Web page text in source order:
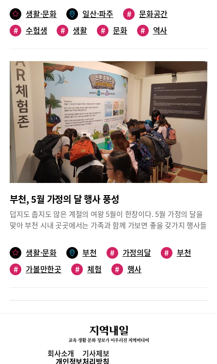
영돼 시민들의 참여를 이끌게 된다.어버이날 맞이 동별 경로잔치와
어린이 공모전 진행안양시는 가정의 달을 맞아 5월 1일부터 어버이
날인 8일까지 동별 경로잔치를 진행한다.지난 1일 안양시 부림동을
회단체가 관내 70세 이상 어르신을 모시고 진행하게 된다. 경로잔
치에서는 식사 대접과 즐거운 문화공연 등이 펼쳐질 예정이다.안양
동안구청에서는 동안구 관내 초등학생을 대상으로 한 ‘환경보전 그
림·글짓기 공모전’을 개최한다. 5월 1일부터 31일까지 진행되는 이
번 공모전은 환경보전의 중요성을 나타낼 수 있는 자유로운 내용을
주제로 한다. 8절지 또는 4절지 그림이나 200자 원고지 10매 내외
의 글을 제출하면 되고, 동안구청에 직접 방문하거나 우편으로 접수
할 수 있다.의왕과 군포에서도 가족 축제 예정의왕시에서는 오는
18일 오전 10시부터 ‘온가족 행복축제’가 열린다. 의왕시 가족센터
가 주관하는 이번 축제는 가족 체험마당과 뮤지컬 ‘알라딘’ 관람, 가
족 레크레이션, 가족 푸드마켓 등이 운영될 예정이다. 이중, 체험마
당에는 캐리커쳐와 페이스페인팅, 비즈팔찌 만들기, 여러 나라 의상
체험, 레일기차 타기 등 다양한 체험 활동이 마련돼 즐거움을 배가
시킨다고. 버블쇼와 풍선아트도 즐길 수 있다.군포시에서는 오는
15일 군포국민체육센터 축구장에서 ‘가족어울림 축제’가 개최된다.
군포시 가족센터가 주관하며, 오전 11시부터 오후 4시까지 진행된
행되며, 다양한 문화체험 부스도 운영될 예정이다.
을 운영하는 곳이 적지 않다. 시간의 파도에 밀려 책 속 글귀로만 존
재했던 유물들이 당당히 제 자리를 차지하고 있는 곳, 바로 테마박
물관이다. 올 주말에는 중간고사 치르느라 고생했을 아이를 위해 책
사박물관은 정치 경제 생활 문화 등 우리 사회 전반의 근현대 생활
사 유물자료 7만 점을 전시한 테마박물관이다. 지하 1층에서 지상 3
층까지 총 4개의 전시관을 두고 있다. 지하 1층은 ‘풍물관’으로 초가
집 기와집을 비롯해 달동네 살림살이, 전파사, 옛날식 다방, 엿장수
집, 떡방앗간 등 42개의 저잣거리 세트가 조성돼 있다. 지상 1~2층
에 조성된 ‘문화관’에는 20개의 테마로 문방구, 헌책방, 만화방, 레
코드가게, 군 내무반, 새마을 회관, 소형삼륜차 등 근현대 문화 변천
사를 보여준다. 3층 ‘역사관’에는 근현대 정치 100년사를 담아 역대
대통령전, 일제강점기와 독립운동, 6.25 동족상잔 전쟁, 86아시안
게임과 88올림픽, 2002 월드컵까지 다양한 근현대 사료가 전시돼
있다. ‘추억의 소장품관’에는 만화방에서 돈 내고 보던 국내최초 텔
보물들이 옛 추억을 소환한다. 어른들은 자신의 어린 시절이 담긴
유물을 보며 추억에 잠기고 아이들은 60~70년대를 그린 ‘검정고무
신’ 만화에서나 봄직한 생활 모습을 들여다보며 멀게는 할머니 할아
버지, 가깝게는 아빠 엄마의 어린 시절을 그려볼 수 있다.위치 파주
오후 7시)요금 성인 7천원, 소인/청소년 5천원문의 031-957-
1125■아고라 정치박물관“정치는 멀리 있지 않아요~ 바로 여기
에”아고라 정치박물관은 정치라는 단일 테마로 구성된 박물관으로
다. 1층 세계정치관에는 미국, 독일, 일본 등 세계 각국의 대통령 후
보들의 포스터로 장식돼 있다. 전시물 중에는 후보자들의 선거홍보
물과 피규어, 인형, 접시, 완장, 투표용지, 과자 등 다양한 종류들이
생활·문화 일산·파주 #
문화공간
#
수험생 # 생활 # 문화 #
역사
부천, 5월 가정의 달 행사 풍성
덥지도 춥지도 않은 계절의 여왕 5월이 한창이다. 5월 가정의 달을
맞아 부천 시내 곳곳에서는 가족과 함께 가보면 좋을 갖가지 행사들
시간을 위한 곳으로 떠나본다.인생사진 찍고 가상현실체험까지수
석박물관이 이달부터 AR(증강현실)과 VR(가상현실) 등을 더한 체
험형 박물관으로 새롭게 단장해 관람객을 맞이한다. 이번 전시실 개
억 년 전 돌덩이에 불과했던 지구가 어떻게 지금처럼 푸른 모습으로
변할 수 있었는지, 지금은 화석으로만 만날 수 있는 공룡세계는 어
떤 모습이었는지를 AR과 VR체험을 통해 생생하게 알아보도록 했
다.두 체험은 모두 무료로 참여할 수 있으며, AR체험은 상시로, VR
생활·문화 부천 # 가정의달 #
부천
#
가볼만한곳 # 체험 # 행사
회사소개 기사제보
개인정보처리방침